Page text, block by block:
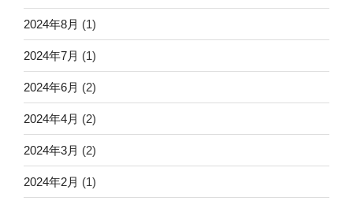
2024年8月 (1)
2024年7月 (1)
2024年6月 (2)
2024年4月 (2)
2024年3月 (2)
2024年2月 (1)